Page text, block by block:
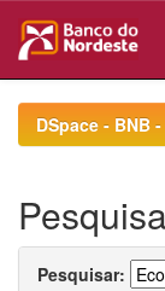
navigationDSpace - BNB
Pesquisar: